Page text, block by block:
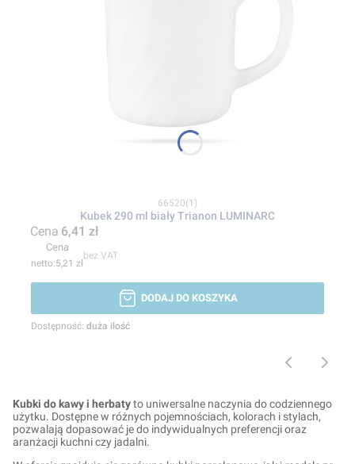
Kod produktu
66520(1)
Kubek 290 ml biały Trianon LUMINARC
Cena 6,41 zł
Cena
5,21 zł
bez VAT
DODAJ DO KOSZYKA
Dostępność: duża ilość
Kubki do kawy i herbatyto uniwersalne naczynia do codziennego
użytku. Dostępne w różnych pojemnościach, kolorach i stylach,
pozwalają dopasować je do indywidualnych preferencji oraz
aranżacji kuchni czy jadalni.